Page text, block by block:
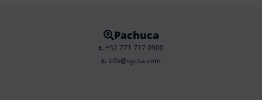
Pachuca
t.+52 771 717 0900
c. info@sycsa.com